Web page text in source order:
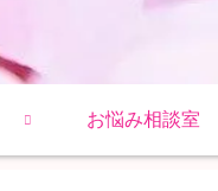
お悩み相談室